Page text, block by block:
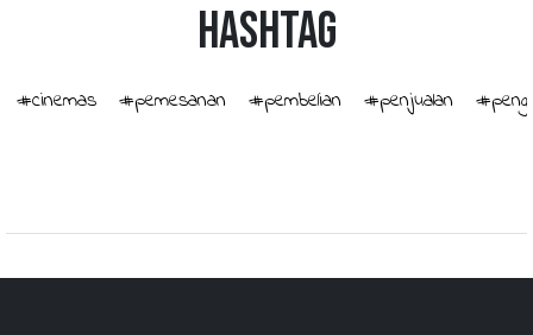
HashTag
#cinemas #pemesanan #pembelian #penjualan